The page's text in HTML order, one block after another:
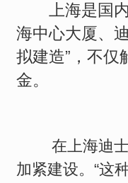
上海是国内
海中心大厦、
拟建造” ，不
金。
在上海迪士
加紧建设。 “这